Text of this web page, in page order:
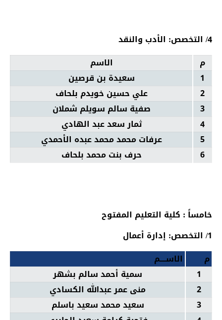
4/ التخصص: الأدب والنقد
م
الاسم
1
سعيدة بن قرصين
2
علي حسين خويدم بلحاف
3
صفية سالم سويلم شملان
4
ثمار سعد عبد الهادي
5
عرفات محمد محمد عبده الأحمدي
6
حرف بنت محمد بلحاف
خامساً : كلية التعليم المفتوح
1/ التخصص: إدارة أعمال
م
الاســــم
1
سمية أحمد سالم بشهر
2
منى عمر عبدالله الكسادي
3
سعيد محمد سعيد باسلم